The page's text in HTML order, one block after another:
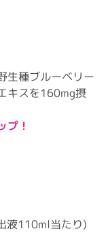
生種ブルーベリー
キスを160mg摂
プ！
液110ml当たり)